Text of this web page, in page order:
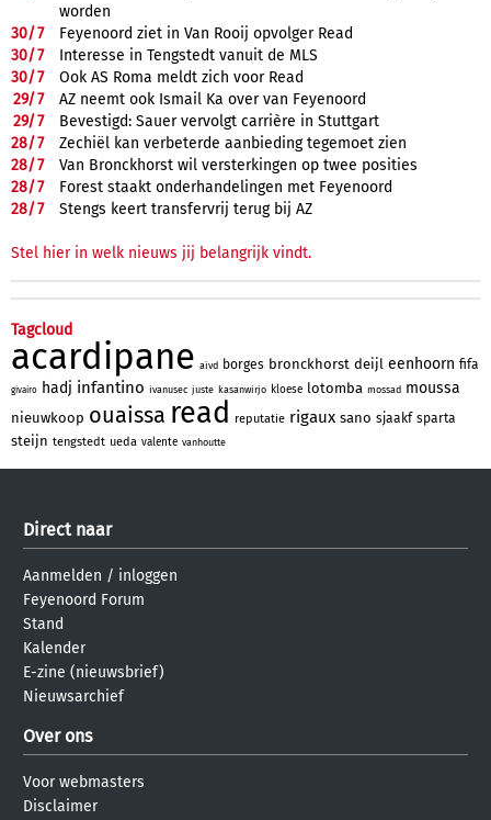
worden
30/7
Feyenoord ziet in Van Rooij opvolger Read
30/7
Interesse in Tengstedt vanuit de MLS
30/7
Ook AS Roma meldt zich voor Read
29/7
AZ neemt ook Ismail Ka over van Feyenoord
29/7
Bevestigd: Sauer vervolgt carrière in Stuttgart
28/7
Zechiël kan verbeterde aanbieding tegemoet zien
28/7
Van Bronckhorst wil versterkingen op twee posities
28/7
Forest staakt onderhandelingen met Feyenoord
28/7 Stengs keert transfervrij terug bij AZ
Stel hier in welk nieuws jij belangrijk vindt.
Tagcloud
acardipane aivd borges bronckhorst deijl eenhoorn fifa
givairo hadj infantino ivanusec juste kasanwirjo kloese lotomba mossad moussa
nieuwkoop ouaissa read reputatie rigaux sano sjaakf sparta
steijn tengstedt ueda valente vanhoutte
Direct naar
Aanmelden / inloggen
Feyenoord Forum
Stand
Kalender
E-zine (nieuwsbrief)
Nieuwsarchief
Over ons
Voor webmasters
Disclaimer